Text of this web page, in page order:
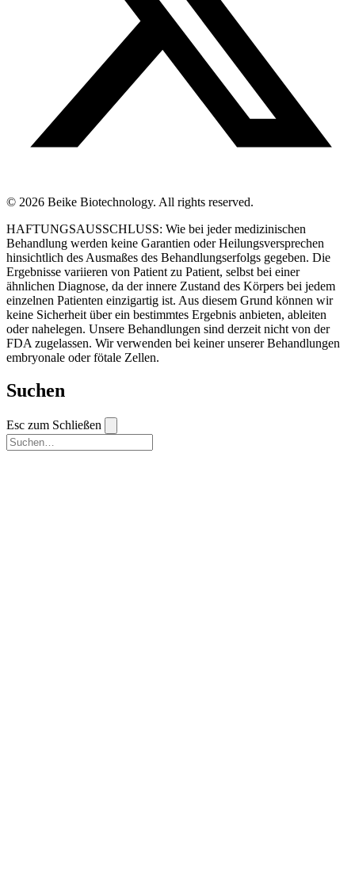
© 2026 Beike Biotechnology. All rights reserved.
HAFTUNGSAUSSCHLUSS: Wie bei jeder medizinischen
Behandlung werden keine Garantien oder Heilungsversprechen
hinsichtlich des Ausmaßes des Behandlungserfolgs gegeben. Die
Ergebnisse variieren von Patient zu Patient, selbst bei einer
ähnlichen Diagnose, da der innere Zustand des Körpers bei jedem
einzelnen Patienten einzigartig ist. Aus diesem Grund können wir
keine Sicherheit über ein bestimmtes Ergebnis anbieten, ableiten
oder nahelegen. Unsere Behandlungen sind derzeit nicht von der
FDA zugelassen. Wir verwenden bei keiner unserer Behandlungen
embryonale oder fötale Zellen.
Suchen
Esc zum Schließen